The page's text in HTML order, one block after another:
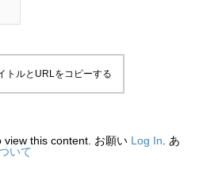
トルとURLをコピーする
this content. お願い Log In . あ
いて